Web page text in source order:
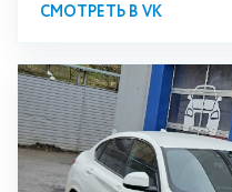
СМОТРЕТЬ В VK